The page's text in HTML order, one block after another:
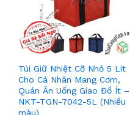
Túi Giữ Nhiệt Cỡ Nhỏ 5 Lít
Cho Cá Nhân Mang Cơm,
Quán Ăn Uống Giao Đồ Ít –
NKT-TGN-7042-5L (Nhiều
màu)